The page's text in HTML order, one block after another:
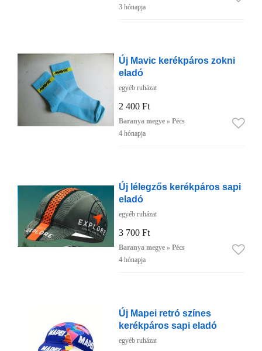
3 hónapja
Új Mavic kerékpáros zokni
eladó
egyéb ruházat
2 400 Ft
Baranya megye » Pécs
4 hónapja
Új lélegzős kerékpáros sapi
eladó
egyéb ruházat
3 700 Ft
Baranya megye » Pécs
4 hónapja
Új Mapei retró színes
kerékpáros sapi eladó
egyéb ruházat